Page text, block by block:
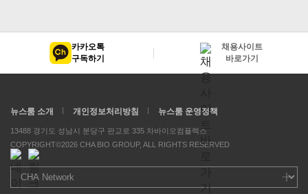
카카오톡
구독하기
채용사이트
바로가기
뉴스룸 소개 개인정보처리방침 뉴스룸 운영정책
13488 경기도 성남시 분당구 판교로 335 차바이오컴플렉스
COPYRIGHT©2026 CHA BIO GROUP, ALL RIGHTS RESERVED